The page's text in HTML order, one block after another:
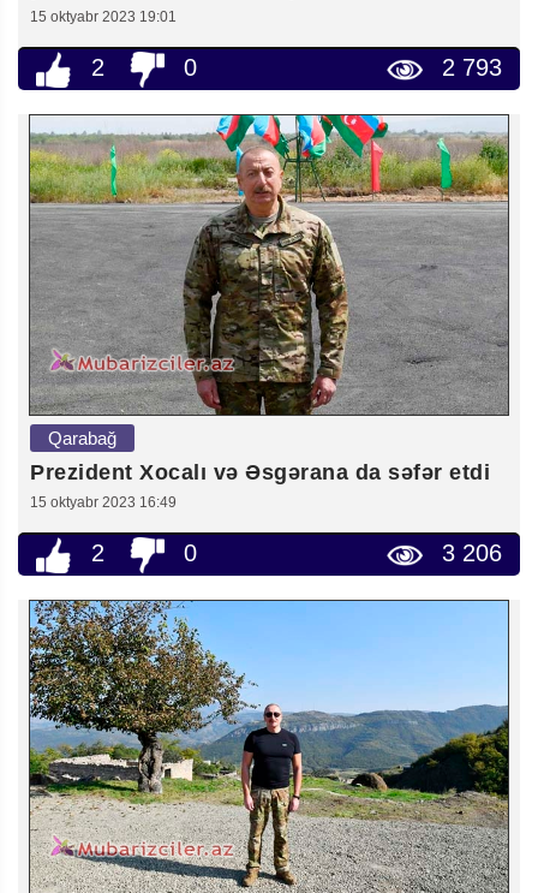
15 oktyabr 2023 19:01
2 0 2 793
Qarabağ
Prezident Xocalı və Əsgərana da səfər etdi
15 oktyabr 2023 16:49
2 0 3 206